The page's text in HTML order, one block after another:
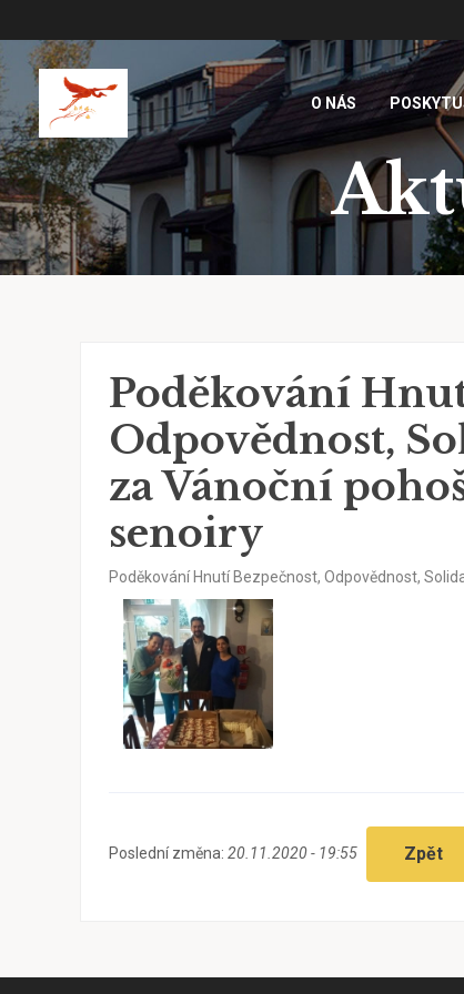
O NÁS
Poděkování
Odpovědnost,
za Vánoční
senoiry
Poděkování Hnutí Bezpečnost, Odpovědnost,
Poslední změna: 20.11.2020 - 19:55 Zpět